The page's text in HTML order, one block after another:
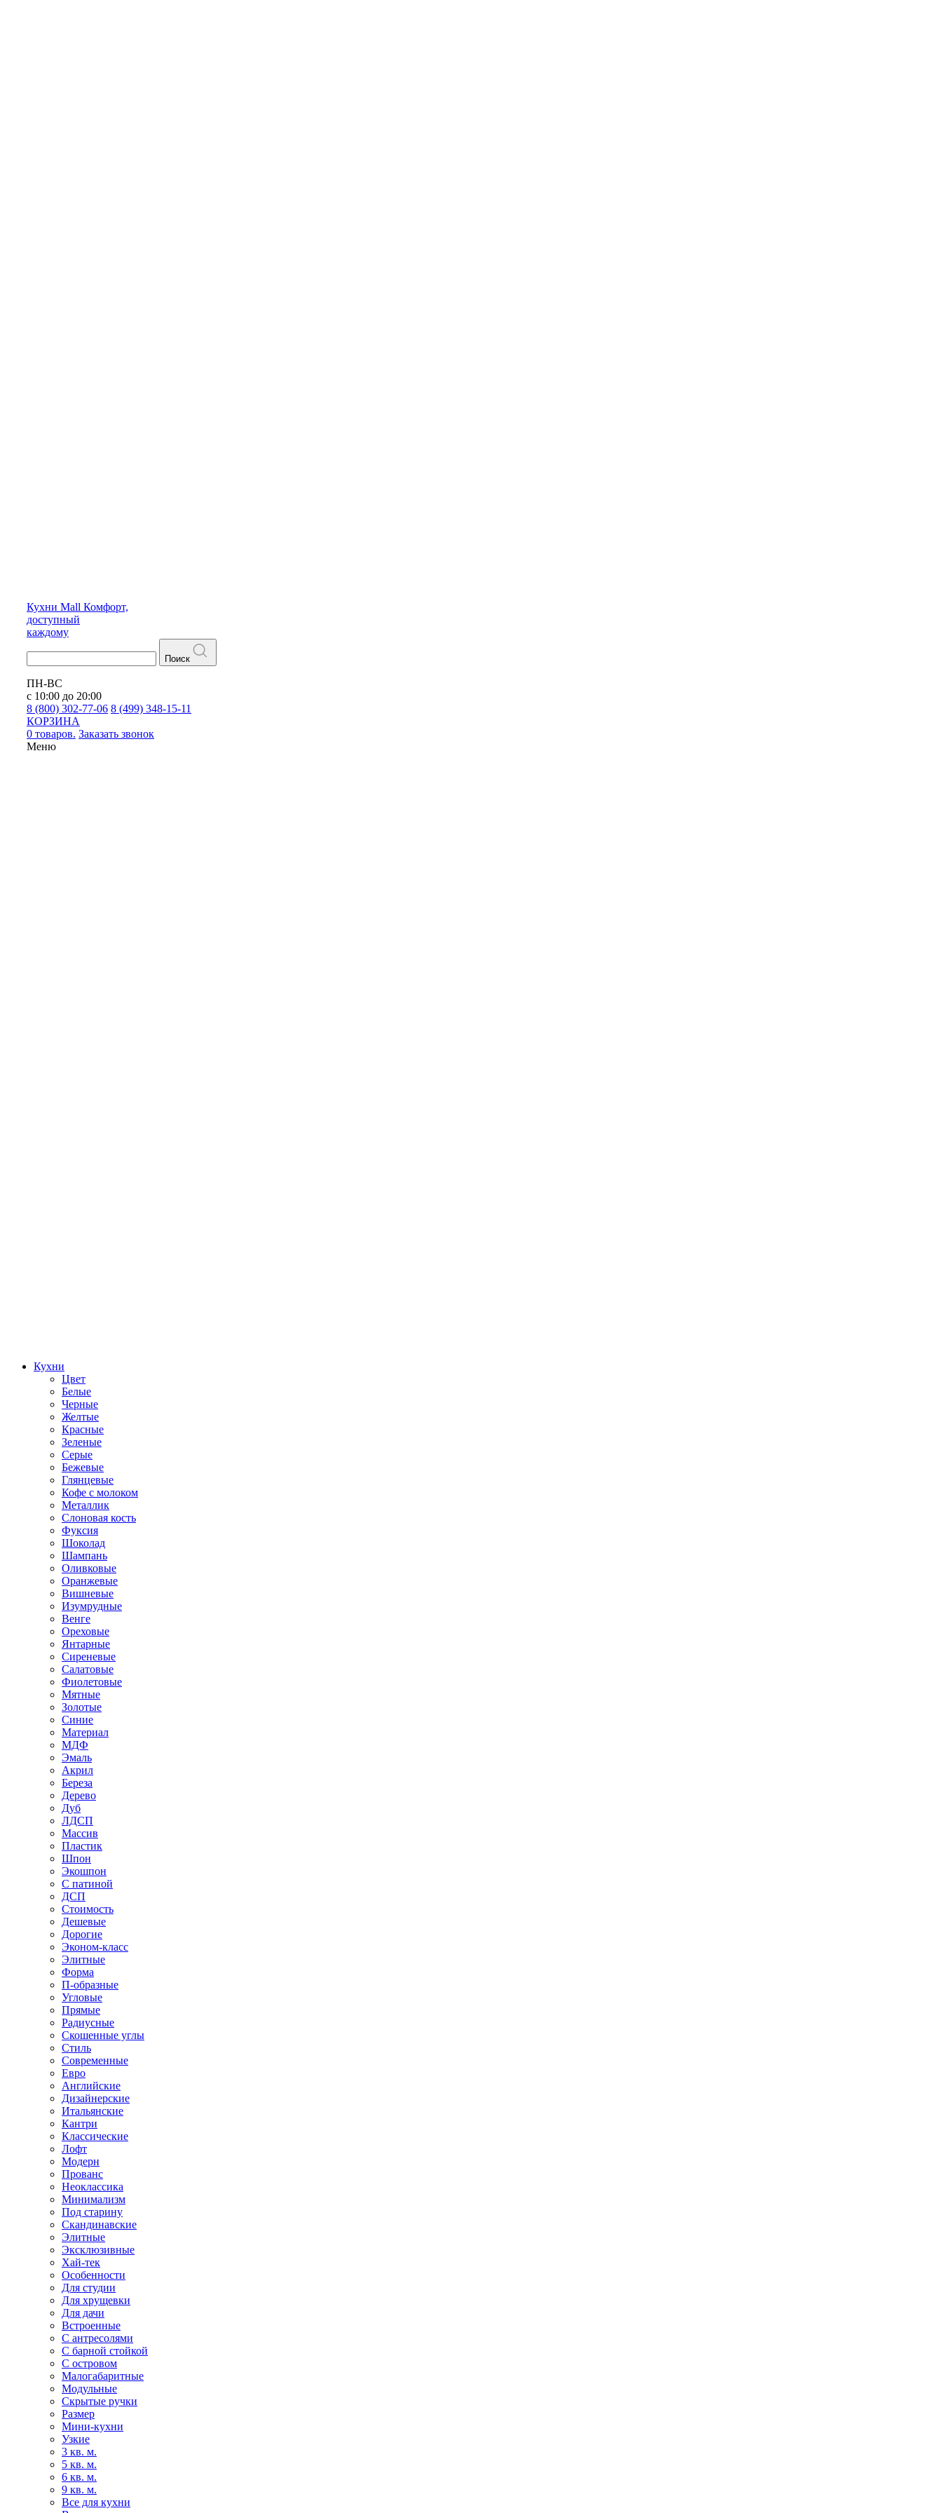
Кухни Mall Комфорт,
доступный
каждому
Поиск
ПН-ВС
с 10:00 до 20:00
8 (800) 302-77-06 8 (499) 348-15-11
КОРЗИНА
0 товаров. Заказать звонок
Меню
Кухни
Цвет
Белые
Черные
Желтые
Красные
Зеленые
Серые
Бежевые
Глянцевые
Кофе с молоком
Металлик
Слоновая кость
Фуксия
Шоколад
Шампань
Оливковые
Оранжевые
Вишневые
Изумрудные
Венге
Ореховые
Янтарные
Сиреневые
Салатовые
Фиолетовые
Мятные
Золотые
Синие
Материал
МДФ
Эмаль
Акрил
Береза
Дерево
Дуб
ЛДСП
Массив
Пластик
Шпон
Экошпон
С патиной
ДСП
Стоимость
Дешевые
Дорогие
Эконом-класс
Элитные
Форма
П-образные
Угловые
Прямые
Радиусные
Скошенные углы
Стиль
Современные
Евро
Английские
Дизайнерские
Итальянские
Кантри
Классические
Лофт
Модерн
Прованс
Неоклассика
Минимализм
Под старину
Скандинавские
Элитные
Эксклюзивные
Хай-тек
Особенности
Для студии
Для хрущевки
Для дачи
Встроенные
С антресолями
С барной стойкой
С островом
Малогабаритные
Модульные
Скрытые ручки
Размер
Мини-кухни
Узкие
3 кв. м.
5 кв. м.
6 кв. м.
9 кв. м.
Все для кухни